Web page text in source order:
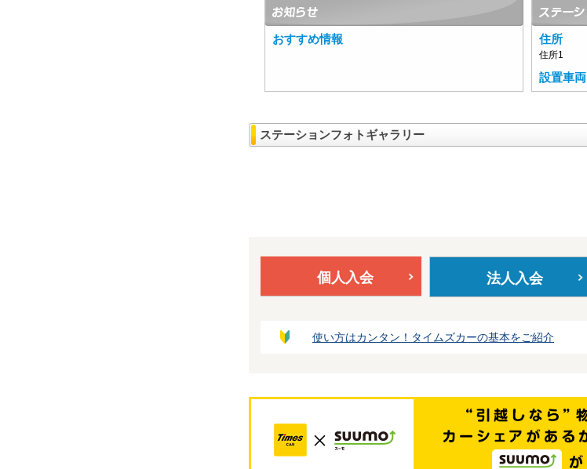
おすすめ情報 住所
住所1
設置車両
ステーションフォトギャラリー
個人入会 法人入会
使い方はカンタン！タイムズカーの基本をご紹介